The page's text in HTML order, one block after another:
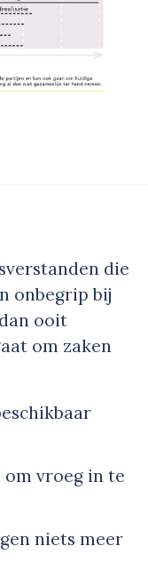
die
onbegrip bij
ooit
om zaken
om vroeg in te
niets meer